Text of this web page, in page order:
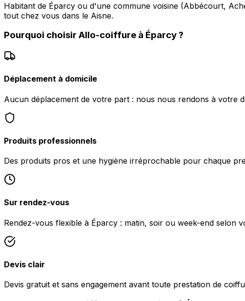
Habitant de Éparcy ou d'une commune voisine (Abbécourt,
tout chez vous dans le Aisne.
Pourquoi choisir Allo-coiffure à Éparcy?
Déplacement à domicile
Aucun déplacement de votre part : nous nous rendons à votre
Produits professionnels
Des produits pros et une hygiène irréprochable pour chaque
Sur rendez-vous
Rendez-vous flexible à Éparcy : matin, soir ou week-end selon
Devis clair
Devis gratuit et sans engagement avant toute prestation de